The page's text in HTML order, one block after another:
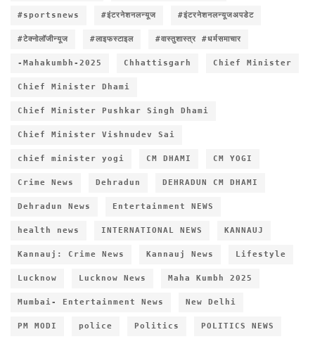
#sportsnews #इंटरनेशनलन्यूज #इंटरनेशनलन्यूजअपडेट
#टेक्नोलॉजीन्यूज #लाइफस्टाइल #वास्तुशास्त्र #धर्मसमाचार
-Mahakumbh-2025 Chhattisgarh Chief Minister
Chief Minister Dhami
Chief Minister Pushkar Singh Dhami
Chief Minister Vishnudev Sai
chief minister yogi CM DHAMI CM YOGI
Crime News Dehradun DEHRADUN CM DHAMI
Dehradun News Entertainment NEWS
health news INTERNATIONAL NEWS KANNAUJ
Kannauj: Crime News Kannauj News Lifestyle
Lucknow Lucknow News Maha Kumbh 2025
Mumbai- Entertainment News New Delhi
PM MODI police Politics POLITICS NEWS